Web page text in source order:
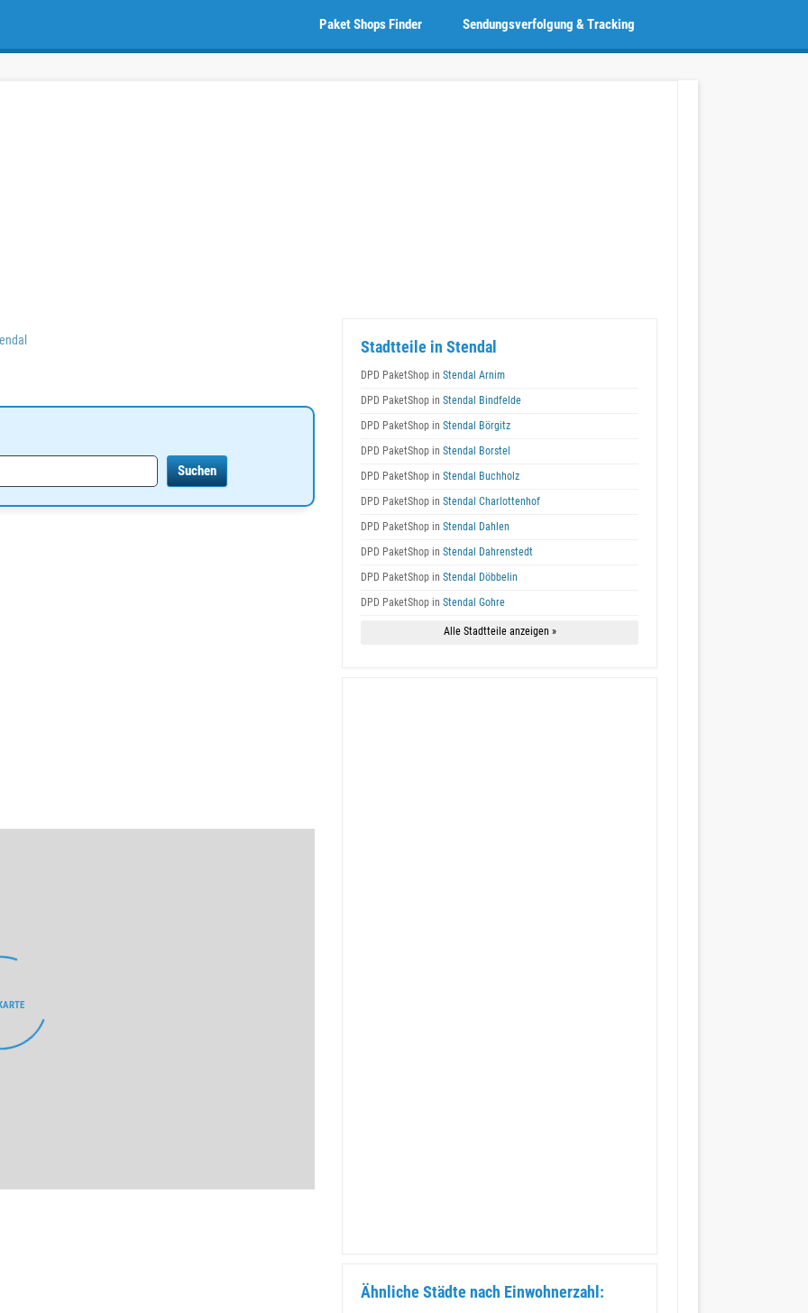
Sendungsverfolgung & Tracking
Paket Shops Finder
Stadtteile in Stendal
DPD PaketShop in Stendal Arnim
DPD PaketShop in Stendal Bindfelde
DPD PaketShop in Stendal Börgitz
DPD PaketShop in Stendal Borstel
DPD PaketShop in Stendal Buchholz
DPD PaketShop in Stendal Charlottenhof
DPD PaketShop in Stendal Dahlen
DPD PaketShop in Stendal Dahrenstedt
DPD PaketShop in Stendal Döbbelin
DPD PaketShop in Stendal Gohre
Alle Stadtteile anzeigen »
Ähnliche Städte nach Einwohnerzahl: